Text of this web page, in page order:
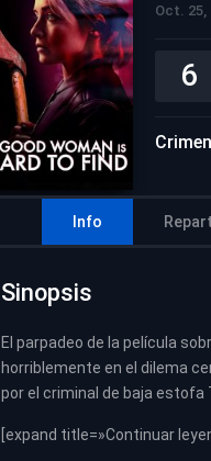
Oct. 25,
6
Crimen
Info
Sinopsis
El parpadeo de la película
horriblemente en el dilema
por el criminal de baja estofa
[expand title=»Continuar